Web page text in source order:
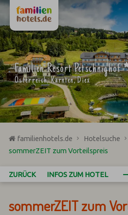
Familien Resort Petschnighof
Österreich, Kärnten, Diex
familienhotels.de
Hotelsuche
sommerZEIT zum Vorteilspreis
ZURÜCK INFOS ZUM HOTEL
sommerZEIT zum